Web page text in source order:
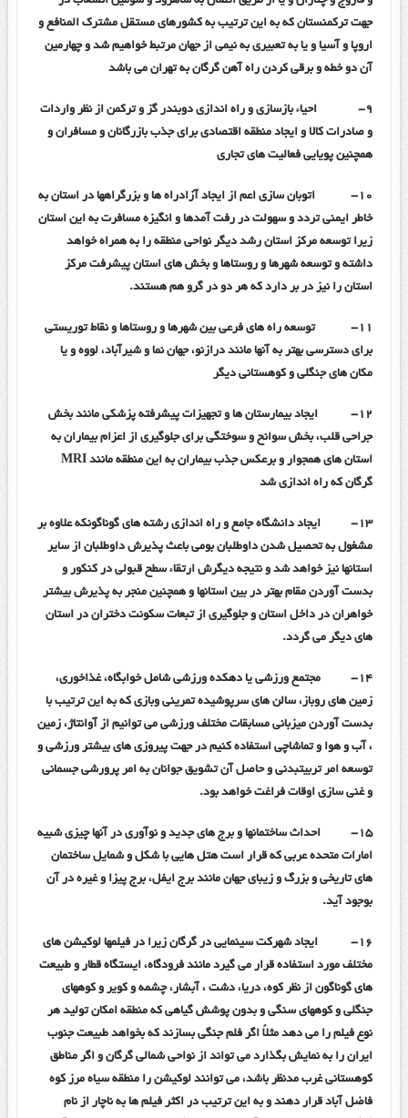
جهت ترکمنستان که به این ترتیب به کشورهای مستقل مشترک المنافع و
اروپا و آسیا و یا به تعبیری به نیمی از جهان مرتبط خواهیم شد و چهارمین
آن دو خطه و برقی کردن راه آهن گرگان به تهران می باشد
۹-
احیاء بازسازی و راه اندازی دوبندر گز و ترکمن از نظر واردات
و صادرات کالا و ایجاد منطقه اقتصادی برای جذب بازرگانان و مسافران و
همچنین پویایی فعالیت های تجاری
۱۰-
اتوبان سازی اعم از ایجاد آزادراه ها و بزرگراهها در استان به
خاطر ایمنی تردد و سهولت در رفت آمدها و انگیزه مسافرت به این استان
زیرا توسعه مرکز استان رشد دیگر نواحی منطقه را به همراه خواهد
داشته و توسعه شهرها و روستاها و بخش های استان پیشرفت مرکز
استان را نیز در بر دارد که هر دو در گرو هم هستند.
۱۱-
توسعه راه های فرعی بین شهرها و روستاها و نقاط توریستی
برای دسترسی بهتر به آنها مانند درازنو، جهان نما و شیرآباد، لووه و یا
مکان های جنگلی و کوهستانی دیگر
۱۲-
ایجاد بیمارستان ها و تجهیزات پیشرفته پزشکی مانند بخش
جراحی قلب، بخش سوانح و سوختگی برای جلوگیری از اعزام بیماران به
استان های همجوار و برعکس جذب بیماران به این منطقه مانند MRI
گرگان که راه اندازی شد
۱۳-
ایجاد دانشگاه جامع و راه اندازی رشته های گوناگونکه علاوه بر
مشغول به تحصیل شدن داوطلبان بومی باعث پذیرش داوطلبان از سایر
استانها نیز خواهد شد و نتیجه دیگرش ارتقاء سطح قبولی در کنکور و
بدست آوردن مقام بهتر در بین استانها و همچنین منجر به پذیرش بیشتر
خواهران در داخل استان و جلوگیری از تبعات سکونت دختران در استان
های دیگر می گردد.
۱۴-
مجتمع ورزشی یا دهکده ورزشی شامل خوابگاه، غذاخوری،
زمین های روباز، سالن های سرپوشیده تمرینی وبازی که به این ترتیب با
بدست آوردن میزبانی مسابقات مختلف ورزشی می توانیم از آوانتاژ، زمین
، آب و هوا و تماشاچی استفاده کنیم در جهت پیروزی های بیشتر ورزشی و
توسعه امر تربیتبدنی و حاصل آن تشویق جوانان به امر پرورشی جسمانی
و غنی سازی اوقات فراغت خواهد بود.
۱۵-
احداث ساختمانها و برج های جدید و نوآوری در آنها چیزی شبیه
امارات متحده عربی که قرار است هتل هایی با شکل و شمایل ساختمان
های تاریخی و بزرگ و زیبای جهان مانند برج ایفل، برج پیزا و غیره در آن
بوجود آید.
۱۶-
ایجاد شهرکت سینمایی در گرگان زیرا در فیلمها لوکیشن های
مختلف مورد استفاده قرار می گیرد مانند فرودگاه، ایستگاه قطار و طبیعت
های گوناگون از نظر کوه، دریا، دشت ، آبشار، چشمه و کویر و کوههای
جنگلی و کوههای سنگی و بدون پوشش گیاهی که منطقه امکان تولید هر
نوع فیلم را می دهد مثلاً اگر فلم جنگی بسازند که بخواهد طبیعت جنوب
ایران را به نمایش بگذارد می تواند از نواحی شمالی گرگان و اگر مناطق
کوهستانی غرب مدنظر باشد، می توانند لوکیشن را منطقه سیاه مرز کوه
فاضل آباد قرار دهند و به این ترتیب در اکثر فیلم ها به ناچار از نام